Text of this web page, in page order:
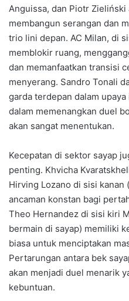
Anguissa, dan Piotr Zieliński
membangun serangan dan
trio lini depan. AC Milan, di
memblokir ruang,
dan memanfaatkan transisi
menyerang. Sandro Tonali
garda terdepan dalam
dalam memenangkan duel
akan sangat menentukan.
Kecepatan di sektor sayap
penting. Khvicha
Hirving Lozano di sisi kanan
ancaman konstan bagi
Theo Hernandez di sisi kiri
bermain di sayap) memiliki
biasa untuk menciptakan
Pertarungan antara bek
akan menjadi duel menarik
kebuntuan.